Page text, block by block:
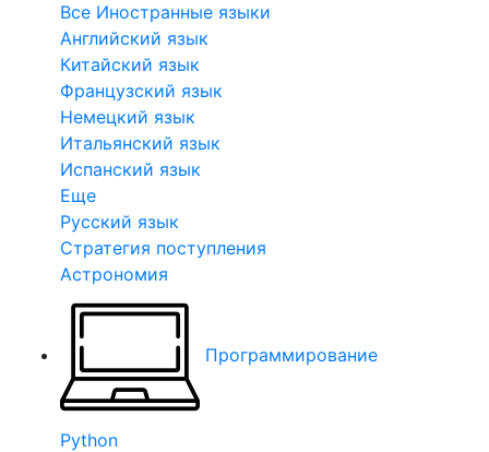
Все Иностранные языки
Английский язык
Китайский язык
Французский язык
Немецкий язык
Итальянский язык
Испанский язык
Еще
Русский язык
Стратегия поступления
Астрономия
Программирование
Python